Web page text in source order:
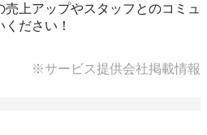
上アップやスタッフとのコミュ
ださい！
※サービス提供会社掲載情報